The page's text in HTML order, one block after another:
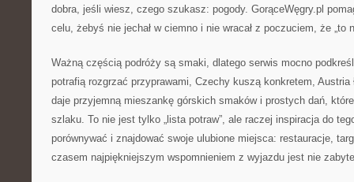
dobra, jeśli wiesz, czego szukasz: pogody. GorąceWęgry.pl
celu, żebyś nie jechał w ciemno i nie wracał z poczuciem, że „to
Ważną częścią podróży są smaki, dlatego serwis mocno
potrafią rozgrzać przyprawami, Czechy kuszą konkretem, Austria
daje przyjemną mieszankę górskich smaków i prostych dań,
szlaku. To nie jest tylko „lista potraw”, ale raczej inspiracja do
porównywać i znajdować swoje ulubione miejsca: restauracje,
czasem najpiękniejszym wspomnieniem z wyjazdu jest nie